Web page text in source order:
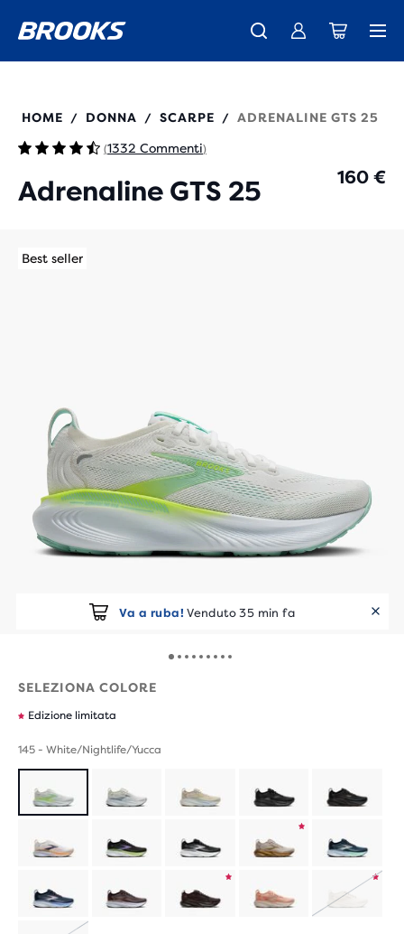
Spedizione gratuita per gli ordini superiori a € 100
La nuovissima Ghost Amp è arrivata - Acquista Donna Uomo
Ti presentiamo la nuova collezione Cascadia - Acquista ora
120443
HOME / DONNA / SCARPE / ADRENALINE GTS 25
(1332 Commenti)
Adrenaline GTS 25 160 €
Va a ruba! Venduto 35 min fa
Best seller
SELEZIONA COLORE
Edizione limitata
145 - White/Nightlife/Yucca
Prodotti
in
Prodotti
Prodotti